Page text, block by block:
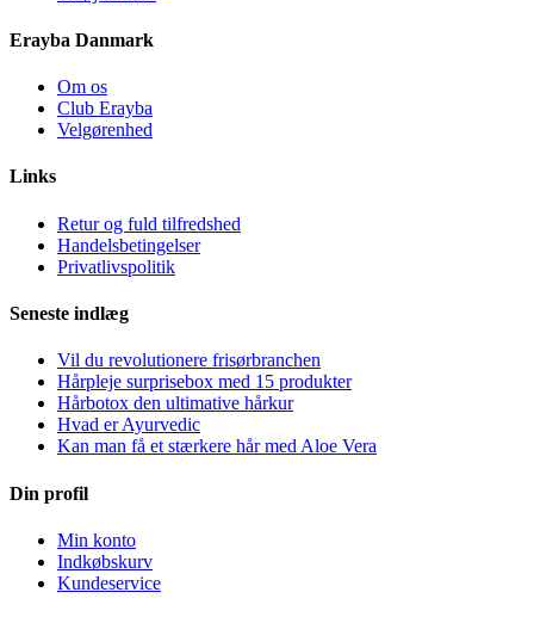
Erayba Danmark
Om os
Club Erayba
Velgørenhed
Links
Retur og fuld tilfredshed
Handelsbetingelser
Privatlivspolitik
Seneste indlæg
Vil du revolutionere frisørbranchen
Hårpleje surprisebox med 15 produkter
Hårbotox den ultimative hårkur
Hvad er Ayurvedic
Kan man få et stærkere hår med Aloe Vera
Din profil
Min konto
Indkøbskurv
Kundeservice